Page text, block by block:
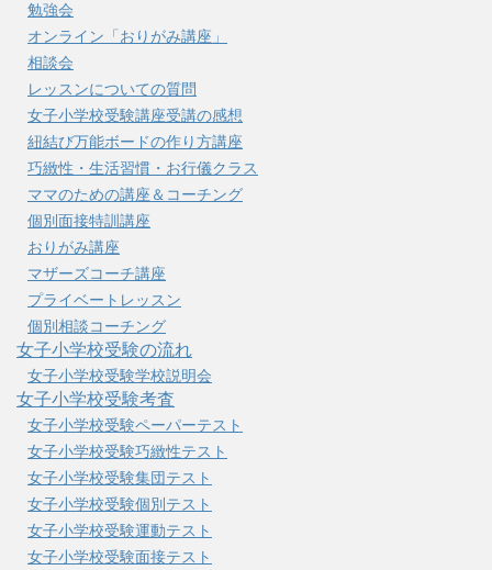
勉強会
オンライン「おりがみ講座」
相談会
レッスンについての質問
女子小学校受験講座受講の感想
紐結び万能ボードの作り方講座
巧緻性・生活習慣・お行儀クラス
ママのための講座＆コーチング
個別面接特訓講座
おりがみ講座
マザーズコーチ講座
プライベートレッスン
個別相談コーチング
女子小学校受験の流れ
女子小学校受験学校説明会
女子小学校受験考査
女子小学校受験ペーパーテスト
女子小学校受験巧緻性テスト
女子小学校受験集団テスト
女子小学校受験個別テスト
女子小学校受験運動テスト
女子小学校受験面接テスト